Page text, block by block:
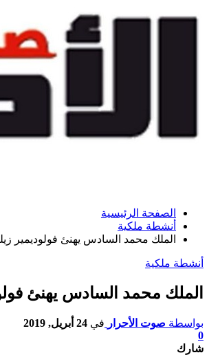
الصفحة الرئيسية
أنشطة ملكية
الملك محمد السادس يهنئ فولوديمير
أنشطة ملكية
الملك محمد السادس يهنئ
بواسطة صوت الأحرار في 24 أبريل, 2019
0
شارك